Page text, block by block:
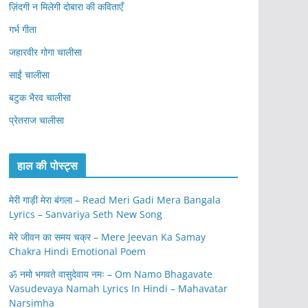
ज़िंदगी न मिलेगी दोबारा की कविताएँ
गर्भ गीता
जहारवीर गोगा चालीसा
साईं चालीसा
बटुक भैरव चालीसा
प्रेतराज चालीसा
हाल की पोस्ट्स
मेरी गाड़ी मेरा बंगला – Read Meri Gadi Mera Bangala
Lyrics – Sanvariya Seth New Song
मेरे जीवन का समय चक्र – Mere Jeevan Ka Samay
Chakra Hindi Emotional Poem
ॐ नमो भगवते वासुदेवाय नमः – Om Namo Bhagavate
Vasudevaya Namah Lyrics In Hindi – Mahavatar
Narsimha